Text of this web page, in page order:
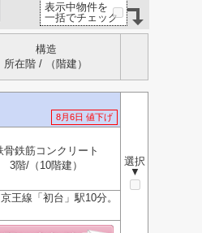
表示中物件を
一括でチェック
構造
所在階 / （階建）
8月6日 値下げ
選択
▼
骨鉄筋コンクリート
3階/（10階建）
王線「初台」駅10分。